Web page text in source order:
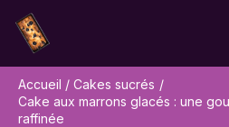
contenu
Accueil
Cakes sucrés
Cake aux marrons glacés : une
raffinée
Rechercher